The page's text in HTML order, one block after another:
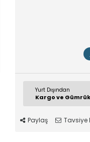
Yurt Dışından
Kargo ve
Paylaş Tavsiye